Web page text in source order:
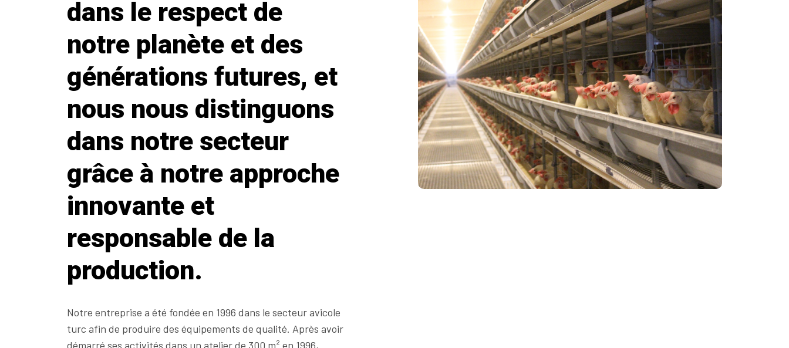
dans le respect de
notre planète et des
générations futures, et
nous nous distinguons
dans notre secteur
grâce à notre approche
innovante et
responsable de la
production.
Notre entreprise a été fondée en 1996 dans le secteur avicole
turc afin de produire des équipements de qualité. Après avoir
démarré ses activités dans un atelier de 300 m² en 1996,